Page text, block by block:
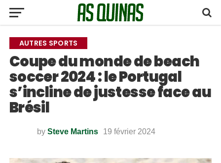
AUTRES SPORTS
Coupe du monde de beach
soccer 2024 : le Portugal
s’incline de justesse face au
Brésil
by Steve Martins 19 février 2024